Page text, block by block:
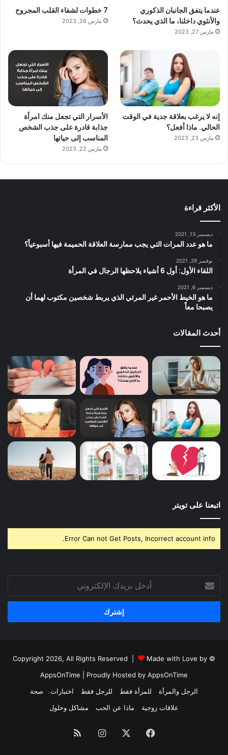
عندما يتفق الجانبان الذكوري
والأنثوي داخلنا، ما الذي يحدث؟
مارس 27, 2023
7 خطوات لشفاء القلب المجروح
مارس 26, 2023
إنه لا يرغب بعلاقة جدية في الوقت
الحالي. ماذا أفعل؟
مارس 23, 2023
الأسرار التي تجعل منك امرأة
جذابة قادرة على جذب الشخص
المناسب إلى حياتها
مارس 22, 2023
الأكثر قراءة
ديسمبر 13, 2021
ما هو عدد المرات التي يجب ممارسة العلاقة الحميمة فيها أسبوعياً؟
نوفمبر 29, 2021
اللقاء الأول: أول 6 أشياء يلاحظها الرجال في المرأة
ديسمبر 6, 2021
ما هو الخيط الأحمر غير المرئي الذي يربط شخصين مكتوب لهما أن
يصبحا معاً
أحدث المقالات
اتبعنا على تويتر
Error Can not Get Posts, Incorrect account info.
بريدك
الإلكتروني
© Copyright 2026, All Rights Reserved |
Made with Love by
AppsOnTime | Proudly Hosted by AppsOnTime
الرجل والمرأة
للمرأة فقط للرجل فقط اختبارات
صحة
علاقات زوجية
ماذا عن الحب مشاكل وحلول
فيسبوك انستقرام